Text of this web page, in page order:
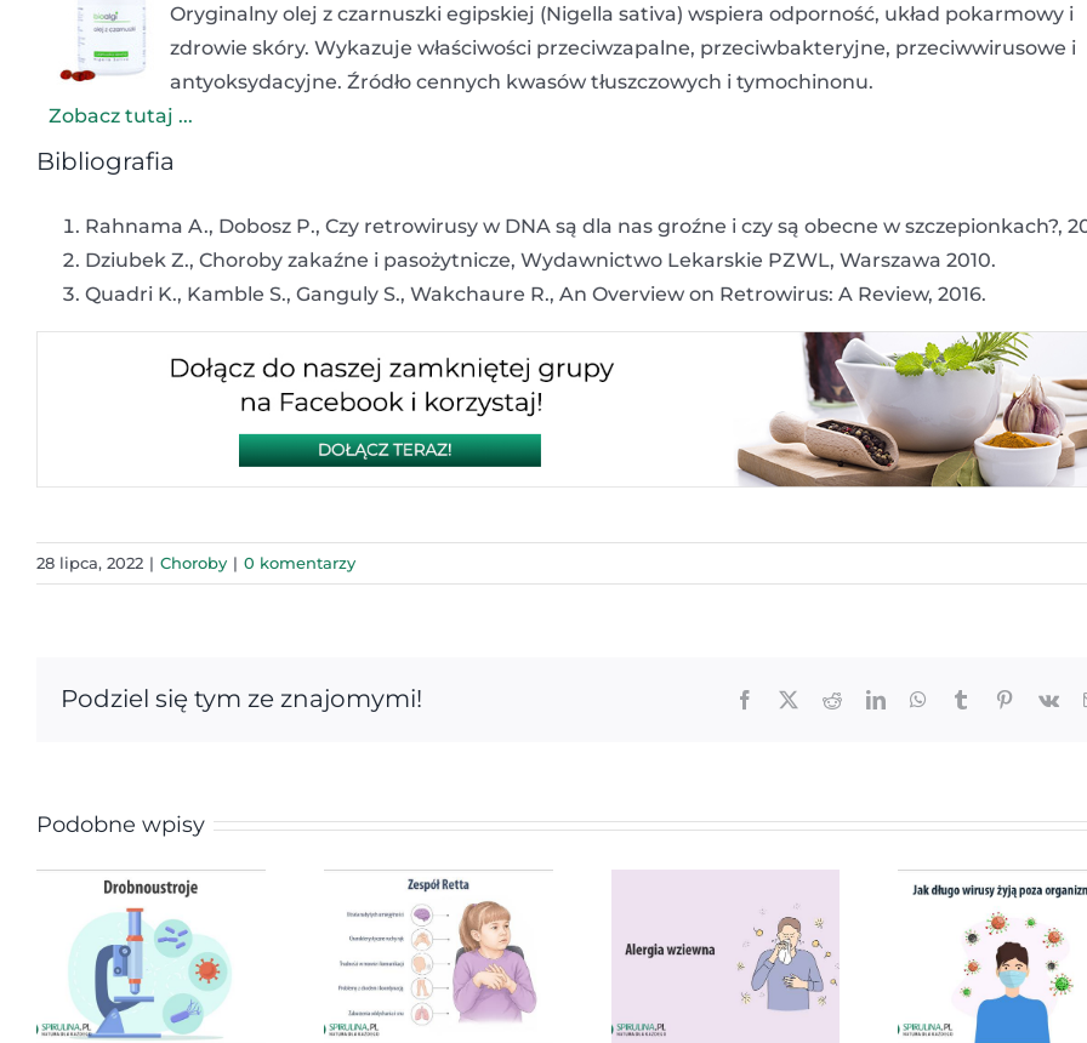
Oryginalny olej z czarnuszki egipskiej (Nigella sativa) wspiera odporność, układ pokarmowy i
zdrowie skóry. Wykazuje właściwości przeciwzapalne, przeciwbakteryjne, przeciwwirusowe i
antyoksydacyjne. Źródło cennych kwasów tłuszczowych i tymochinonu.
Zobacz tutaj ...
Bibliografia
Rahnama A., Dobosz P., Czy retrowirusy w DNA są dla nas groźne i czy są obecne w szczepionkach?,
Dziubek Z., Choroby zakaźne i pasożytnicze, Wydawnictwo Lekarskie PZWL, Warszawa 2010.
Quadri K., Kamble S., Ganguly S., Wakchaure R., An Overview on Retrowirus: A Review, 2016.
28 lipca, 2022 | Choroby | 0 komentarzy
Podziel się tym ze znajomymi! Facebook
X RedditLinkedInWhatsApp
TumblrPinterest
Vk
Podobne wpisy